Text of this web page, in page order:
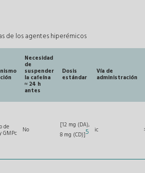
de los agentes hiperémicos
Necesidad
de
suspender
la cafeína
≈ 24 h
antes
Dosis
estándar
Vía de
administración
de
GMPc No
[12 mg (DA),
8 mg (CD)]5 ic